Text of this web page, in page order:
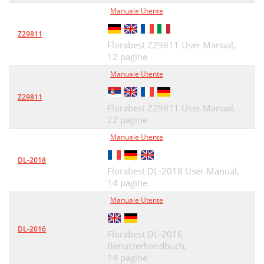
Z29811
Manuale Utente
Florabest Z29811 User Manual,
12 pagine
Z29811
Manuale Utente
Florabest Z29811 User Manual,
22 pagine
DL-2018
Manuale Utente
Florabest DL-2018 User Manual,
14 pagine
DL-2016
Manuale Utente
Florabest DL-2016
Benutzerhandbuch,
14 pagine